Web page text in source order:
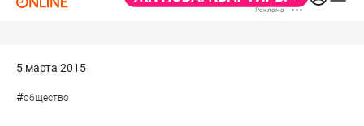
5 марта 2015
#общество